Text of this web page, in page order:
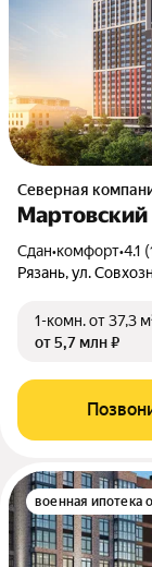
Северная
Мартовский
Сдан•комфорт•4.1
Рязань, ул.
1-комн.от 37,3
от 5,7 млн ₽
военная ипотека